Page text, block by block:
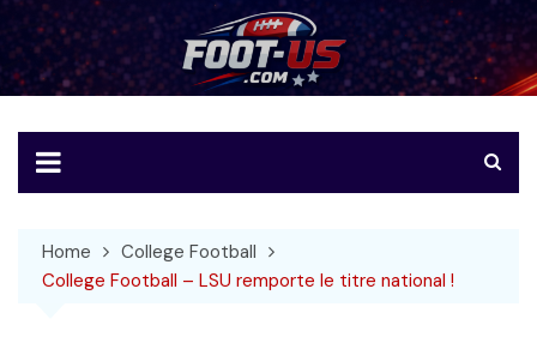
to
content
Foot-US
Le football américain en français
Home
College Football
College Football – LSU remporte le titre national !